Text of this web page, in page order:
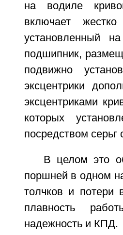
на водиле
включает
установленный
подшипник,
подвижно
эксцентрики
эксцентриками
которых
посредством серьг
В целом это
поршней в одном
толчков и потери
плавность
надежность и КПД.